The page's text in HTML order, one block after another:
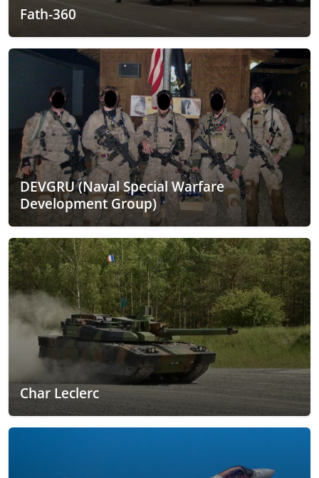
Fath-360
DEVGRU (Naval Special Warfare
Development Group)
Char Leclerc